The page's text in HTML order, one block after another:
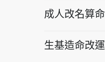
成人改名算命
生基造命改運